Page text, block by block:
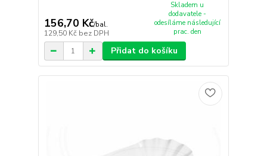
156,70 Kč/bal.
129,50 Kč bez DPH
Skladem u
dodavatele -
odesíláme následující
prac. den
Přidat do košíku